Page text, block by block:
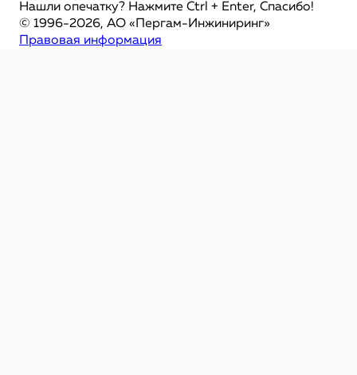
Нашли опечатку? Нажмите Ctrl + Enter, Спасибо!
© 1996-2026, АО «Пергам-Инжиниринг»
Правовая информация